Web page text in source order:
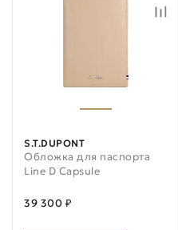
S.T.DUPONT
Обложка для паспорта
Line D Capsule
39 300 ₽